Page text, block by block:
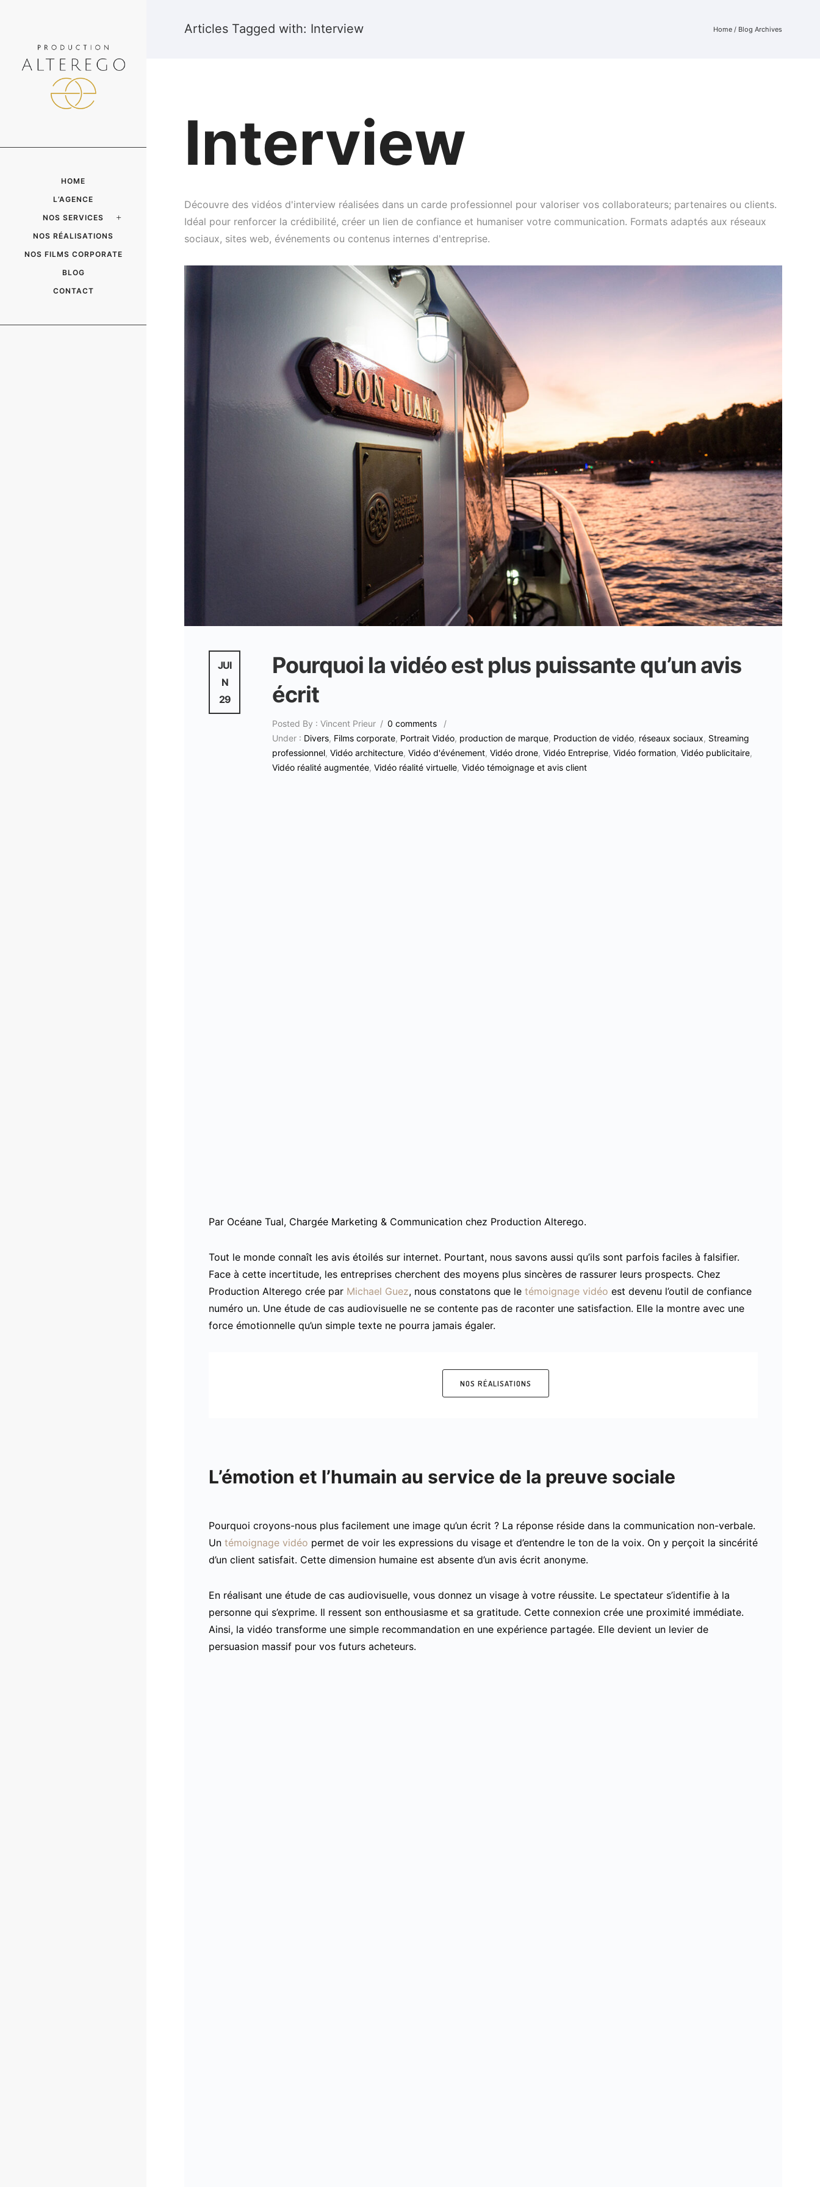
HOME
L’AGENCE
NOS SERVICES
NOS RÉALISATIONS
NOS FILMS CORPORATE
BLOG
CONTACT
Articles Tagged with: Interview Home / Blog Archives
Interview
Découvre des vidéos d'interview réalisées dans un carde professionnel pour valoriser vos collaborateurs; partenaires ou clients.
Idéal pour renforcer la crédibilité, créer un lien de confiance et humaniser votre communication. Formats adaptés aux réseaux
sociaux, sites web, événements ou contenus internes d'entreprise.
JUI
N
29
Pourquoi la vidéo est plus puissante qu’un avis
écrit
Posted By : Vincent Prieur / 0 comments
/
Under : Divers, Films corporate, Portrait Vidéo, production de marque, Production de vidéo, réseaux sociaux, Streaming
professionnel, Vidéo architecture, Vidéo d'événement, Vidéo drone, Vidéo Entreprise, Vidéo formation, Vidéo publicitaire,
Vidéo réalité augmentée, Vidéo réalité virtuelle, Vidéo témoignage et avis client
Par Océane Tual, Chargée Marketing & Communication chez Production Alterego.
Tout le monde connaît les avis étoilés sur internet. Pourtant, nous savons aussi qu’ils sont parfois faciles à falsifier.
Face à cette incertitude, les entreprises cherchent des moyens plus sincères de rassurer leurs prospects. Chez
Production Alterego crée par Michael Guez, nous constatons que le témoignage vidéo est devenu l’outil de confiance
numéro un. Une étude de cas audiovisuelle ne se contente pas de raconter une satisfaction. Elle la montre avec une
force émotionnelle qu’un simple texte ne pourra jamais égaler.
NOS RÉALISATIONS
L’émotion et l’humain au service de la preuve sociale
Pourquoi croyons-nous plus facilement une image qu’un écrit ? La réponse réside dans la communication non-verbale.
Un témoignage vidéo permet de voir les expressions du visage et d’entendre le ton de la voix. On y perçoit la sincérité
d’un client satisfait. Cette dimension humaine est absente d’un avis écrit anonyme.
En réalisant une étude de cas audiovisuelle, vous donnez un visage à votre réussite. Le spectateur s’identifie à la
personne qui s’exprime. Il ressent son enthousiasme et sa gratitude. Cette connexion crée une proximité immédiate.
Ainsi, la vidéo transforme une simple recommandation en une expérience partagée. Elle devient un levier de
persuasion massif pour vos futurs acheteurs.